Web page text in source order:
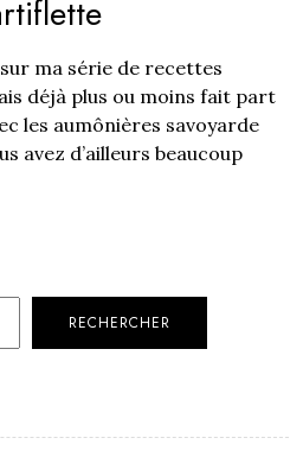
ma série de recettes
déjà plus ou moins fait part
les aumônières savoyarde
avez d’ailleurs beaucoup
RECHERCHER